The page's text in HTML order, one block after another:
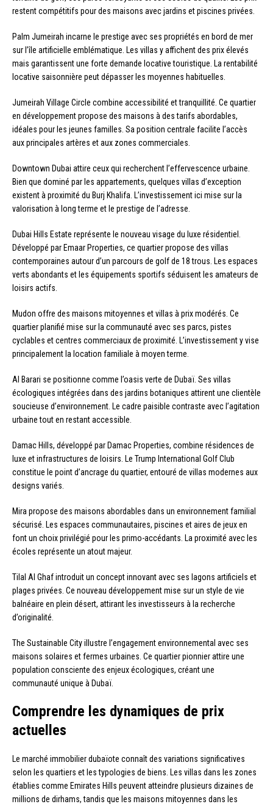
restent compétitifs pour des maisons avec jardins et piscines privées.
Palm Jumeirah incarne le prestige avec ses propriétés en bord de mer
sur l’île artificielle emblématique. Les villas y affichent des prix élevés
mais garantissent une forte demande locative touristique. La rentabilité
locative saisonnière peut dépasser les moyennes habituelles.
Jumeirah Village Circle combine accessibilité et tranquillité. Ce quartier
en développement propose des maisons à des tarifs abordables,
idéales pour les jeunes familles. Sa position centrale facilite l’accès
aux principales artères et aux zones commerciales.
Downtown Dubai attire ceux qui recherchent l’effervescence urbaine.
Bien que dominé par les appartements, quelques villas d’exception
existent à proximité du Burj Khalifa. L’investissement ici mise sur la
valorisation à long terme et le prestige de l’adresse.
Dubai Hills Estate représente le nouveau visage du luxe résidentiel.
Développé par Emaar Properties, ce quartier propose des villas
contemporaines autour d’un parcours de golf de 18 trous. Les espaces
verts abondants et les équipements sportifs séduisent les amateurs de
loisirs actifs.
Mudon offre des maisons mitoyennes et villas à prix modérés. Ce
quartier planifié mise sur la communauté avec ses parcs, pistes
cyclables et centres commerciaux de proximité. L’investissement y vise
principalement la location familiale à moyen terme.
Al Barari se positionne comme l’oasis verte de Dubaï. Ses villas
écologiques intégrées dans des jardins botaniques attirent une clientèle
soucieuse d’environnement. Le cadre paisible contraste avec l’agitation
urbaine tout en restant accessible.
Damac Hills, développé par Damac Properties, combine résidences de
luxe et infrastructures de loisirs. Le Trump International Golf Club
constitue le point d’ancrage du quartier, entouré de villas modernes aux
designs variés.
Mira propose des maisons abordables dans un environnement familial
sécurisé. Les espaces communautaires, piscines et aires de jeux en
font un choix privilégié pour les primo-accédants. La proximité avec les
écoles représente un atout majeur.
Tilal Al Ghaf introduit un concept innovant avec ses lagons artificiels et
plages privées. Ce nouveau développement mise sur un style de vie
balnéaire en plein désert, attirant les investisseurs à la recherche
d’originalité.
The Sustainable City illustre l’engagement environnemental avec ses
maisons solaires et fermes urbaines. Ce quartier pionnier attire une
population consciente des enjeux écologiques, créant une
communauté unique à Dubaï.
Comprendre les dynamiques de prix
actuelles
Le marché immobilier dubaïote connaît des variations significatives
selon les quartiers et les typologies de biens. Les villas dans les zones
établies comme Emirates Hills peuvent atteindre plusieurs dizaines de
millions de dirhams, tandis que les maisons mitoyennes dans les